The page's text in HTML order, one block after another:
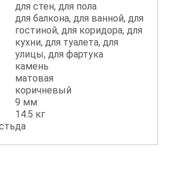
для стен, для пола
для балкона, для ванной, для
гостиной, для коридора, для
кухни, для туалета, для
улицы, для фартука
камень
матовая
коричневый
9 мм
14.5 кг
да